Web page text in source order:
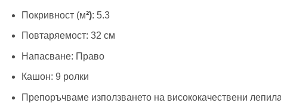
Покривност (м²): 5.3
Повтаряемост: 32 см
Напасване: Право
Кашон: 9 ролки
Препоръчваме използването на висококачествени